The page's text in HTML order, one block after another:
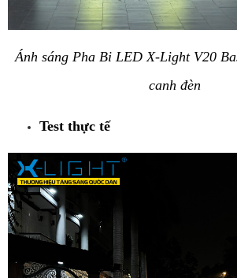
Ánh sáng Pha Bi LED X-Light V20
canh đèn
Test thực tế